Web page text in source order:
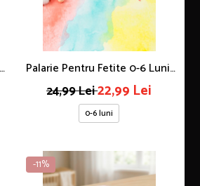
Palarie Pentru Fetite 0-6 Luni,
Plasa Respirabila, Broderie
Fundite, Elastic De Fixare,
Culoare Alb
24,99 Lei22,99 Lei
0-6 luni
-11%